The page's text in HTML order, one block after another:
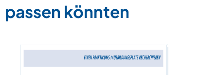
passen könnten